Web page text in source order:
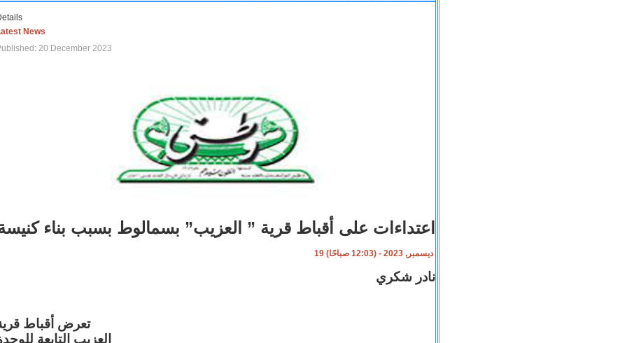
News
20 December 2023
اعتداءات على أقباط قرية ” العزيب” بسمالوط بسبب بناء
19 ديسمبر, 2023 - (12:03 صباحًا)
نادر شكري
تعرض أقباط
العزيب التابعة